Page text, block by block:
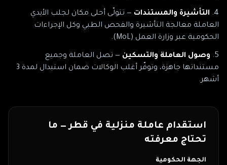
التأشيرة والمستندات — تتولّى أحلى مكان لجلب الأيدي
العاملة معالجة التأشيرة والفحص الطبي وكل الإجراءات
الحكومية عبر وزارة العمل (MoL) .
وصول العاملة والتسكين — تصل العاملة وجميع
مستنداتها جاهزة، وتوفّر أغلب الوكالات ضمان استبدال لمدة 3
أشهر.
استقدام عاملة منزلية في قطر— ما
تحتاج معرفته
الجهة الحكومية